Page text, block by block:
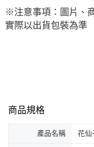
※注意事項：圖片、
實際以出貨包裝為準
商品規格
產品名稱 花仙